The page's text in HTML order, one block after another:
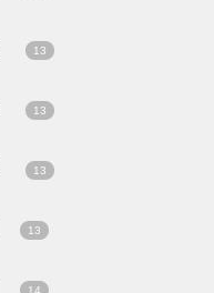
13
13
13
13
14